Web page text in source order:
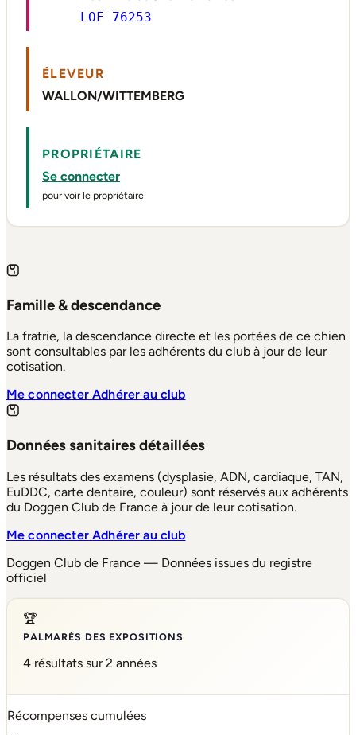
LOF 76253
ÉLEVEUR
WALLON/WITTEMBERG
PROPRIÉTAIRE
Se connecter
pour voir le propriétaire
Famille & descendance
La fratrie, la descendance directe et les portées de ce chien
sont consultables par les adhérents du club à jour de leur
cotisation.
Me connecterAdhérer au club
Données sanitaires détaillées
Les résultats des examens (dysplasie, ADN, cardiaque, TAN,
EuDDC, carte dentaire, couleur) sont réservés aux adhérents
du Doggen Club de France à jour de leur cotisation.
Me connecterAdhérer au club
Doggen Club de France — Données issues du registre
officiel
🏆
PALMARÈS DES EXPOSITIONS
4 résultats sur 2 années
Récompenses cumulées